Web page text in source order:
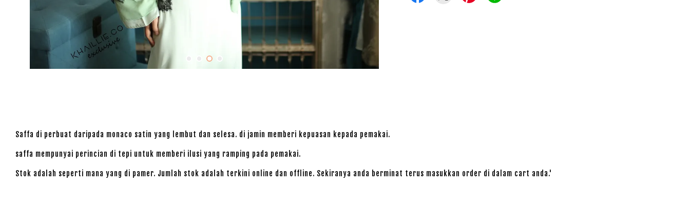
Saffa di perbuat daripada monaco satin yang lembut dan selesa. di jamin memberi kepuasan kepada pemakai.
saffa mempunyai perincian di tepi untuk memberi ilusi yang ramping pada pemakai.
Stok adalah seperti mana yang di pamer. Jumlah stok adalah terkini online dan offline. Sekiranya anda berminat terus masukkan order di dalam cart anda.'